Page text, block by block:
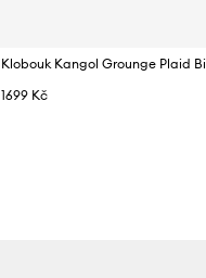
Klobouk Kangol Grounge Plaid
1699 Kč